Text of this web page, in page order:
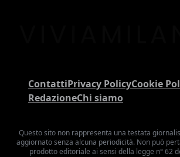
ContattiPrivacy PolicyCookie
RedazioneChi siamo
Questo sito non rappresenta una testata
aggiornato senza alcuna periodicità. Non può
prodotto editoriale ai sensi della legge n° 62